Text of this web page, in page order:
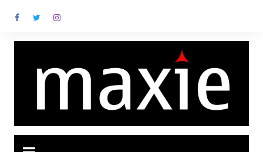
para